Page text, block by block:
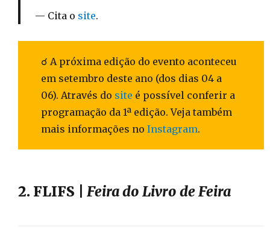
Cita o site.
☌ A próxima edição do evento aconteceu
em setembro deste ano (dos dias 04 a
06). Através do site é possível conferir a
programação da 1ª edição. Veja também
mais informações no Instagram.
2. FLIFS | Feira do Livro de Feira